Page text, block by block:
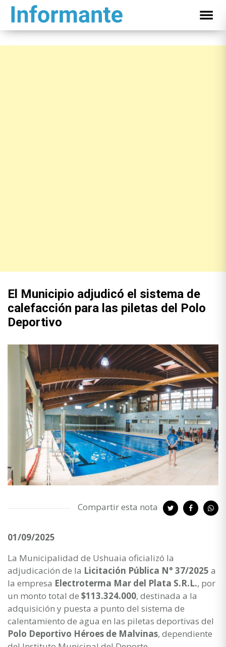
El Municipio adjudicó el sistema de
calefacción para las piletas del Polo
Deportivo
Compartir esta nota
01/09/2025
La Municipalidad de Ushuaia oficializó la
adjudicación de la Licitación Pública N° 37/2025 a
la empresa Electroterma Mar del Plata S.R.L., por
un monto total de $113.324.000, destinada a la
adquisición y puesta a punto del sistema de
calentamiento de agua en las piletas deportivas del
Polo Deportivo Héroes de Malvinas, dependiente